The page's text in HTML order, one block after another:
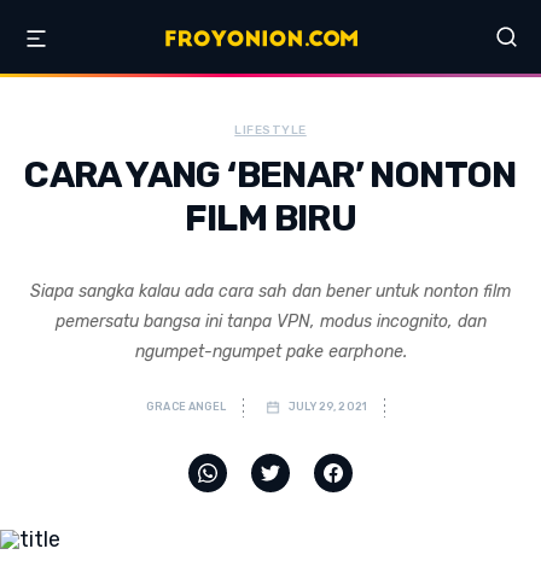
LIFESTYLE
CARA YANG ‘BENAR’ NONTON
FILM BIRU
Siapa sangka kalau ada cara sah dan bener untuk nonton film
pemersatu bangsa ini tanpa VPN, modus incognito, dan
ngumpet-ngumpet pake earphone.
GRACE ANGEL JULY 29, 2021